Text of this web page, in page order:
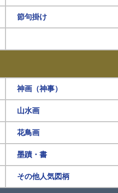
節句掛け
神画（神事）
山水画
花鳥画
墨蹟・書
その他人気図柄